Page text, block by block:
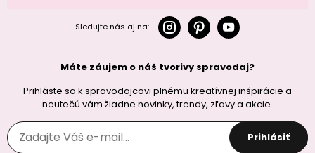
Sledujte nás aj na:
Máte záujem o náš tvorivy spravodaj?
Prihláste sa k spravodajcovi plnému kreatívnej inšpirácie a
neutečú vám žiadne novinky, trendy, zľavy a akcie.
Prihlásiť